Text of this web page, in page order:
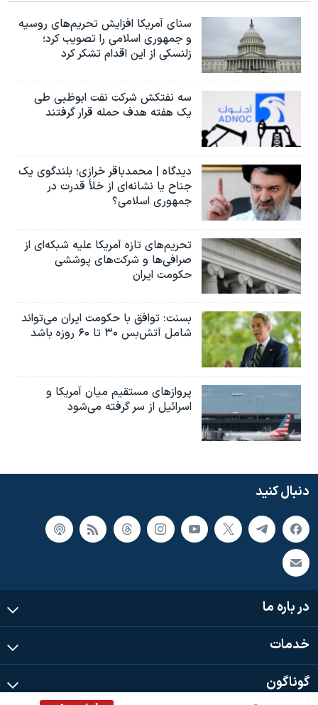
سنای آمریکا افزایش تحریم‌های روسیه
و جمهوری اسلامی را تصویب کرد؛
زلنسکی از این اقدام تشکر کرد
سه نفتکش شرکت نفت ابوظبی طی
یک هفته هدف حمله قرار گرفتند
دیدگاه | محمدباقر خرازی؛ بلندگوی یک
جناح یا نشانه‌ای از خلأ قدرت در
جمهوری اسلامی؟
تحریم‌های تازه آمریکا علیه شبکه‌ای از
صرافی‌ها و شرکت‌های پوششی
حکومت ایران
بسنت: توافق با حکومت ایران می‌تواند
شامل آتش‌بس ۳۰ تا ۶۰ روزه باشد
پروازهای مستقیم میان آمریکا و
اسرائیل از سر گرفته می‌شود
دنبال کنید
در باره ما
خدمات
گوناگون